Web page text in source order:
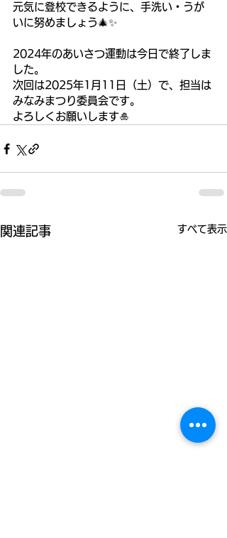
元気に登校できるように、手洗い・うが
いに努めましょう🎄✨
2024年のあいさつ運動は今日で終了しま
した。
次回は2025年1月11日（土）で、担当は
みなみまつり委員会です。
よろしくお願いします🎍
関連記事 すべて表示